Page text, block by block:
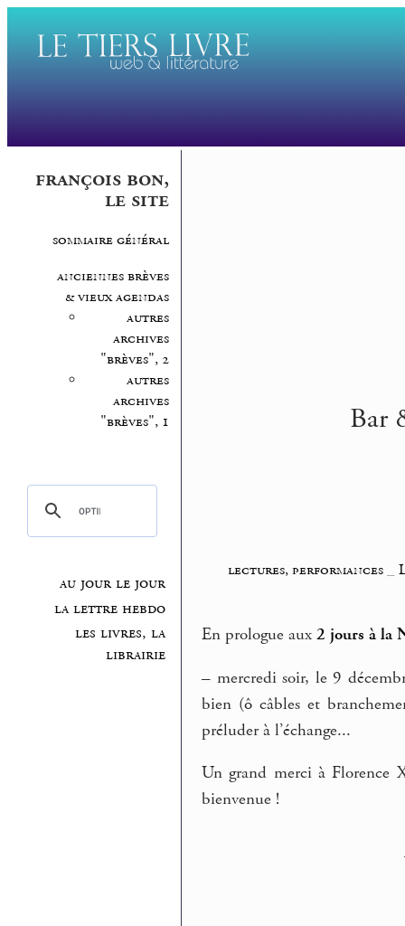
françois bon,
le site
sommaire général
anciennes brèves
& vieux agendas
autres
archives
"brèves", 2
autres
archives
"brèves", 1
au jour le jour
la lettre hebdo
les livres, la
librairie
Bar
lectures, performances_
En prologue aux2 jours à la
– mercredi soir, le 9
bien (ô câbles et
préluder à l’échange...
Un grand merci à Florence
bienvenue !